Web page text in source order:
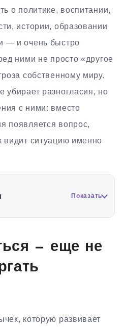
о политике, воспитании,
истории, образовании
— и очень быстро
ними не просто «другое
собственному миру.
убирает разногласия, но
с ними: вместо
появляется вопрос,
видит ситуацию именно
Показать
— еще не
которую развивает